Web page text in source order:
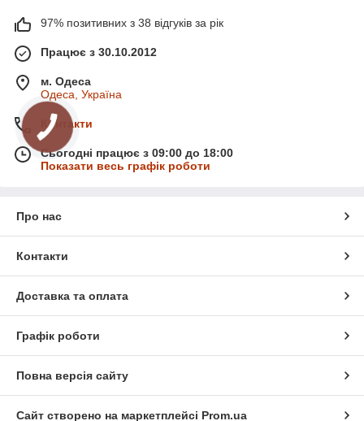
97% позитивних з 38 відгуків за рік
Працює з 30.10.2012
м. Одеса
Одеса, Україна
Контакти
Сьогодні працює з 09:00 до 18:00
Показати весь графік роботи
Про нас
Контакти
Доставка та оплата
Графік роботи
Повна версія сайту
Сайт створено на маркетплейсі Prom.ua